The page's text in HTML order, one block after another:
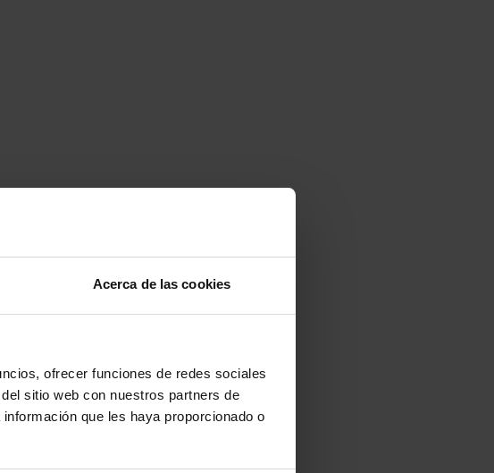
Acerca de las cookies
ofrecer funciones de redes sociales
sitio web con nuestros partners de
que les haya proporcionado o